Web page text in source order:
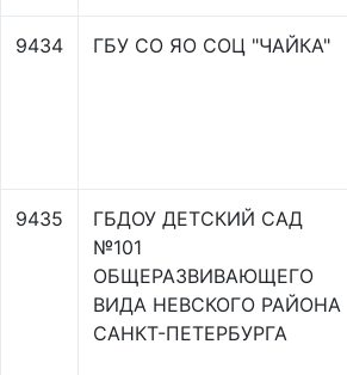
9434 ГБУ СО ЯО СОЦ "ЧАЙКА"
9435
ГБДОУ ДЕТСКИЙ САД
№101
ОБЩЕРАЗВИВАЮЩЕГО
ВИДА НЕВСКОГО РАЙОНА
САНКТ-ПЕТЕРБУРГА